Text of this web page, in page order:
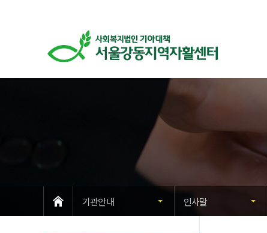
HOME 기관안내 인사말